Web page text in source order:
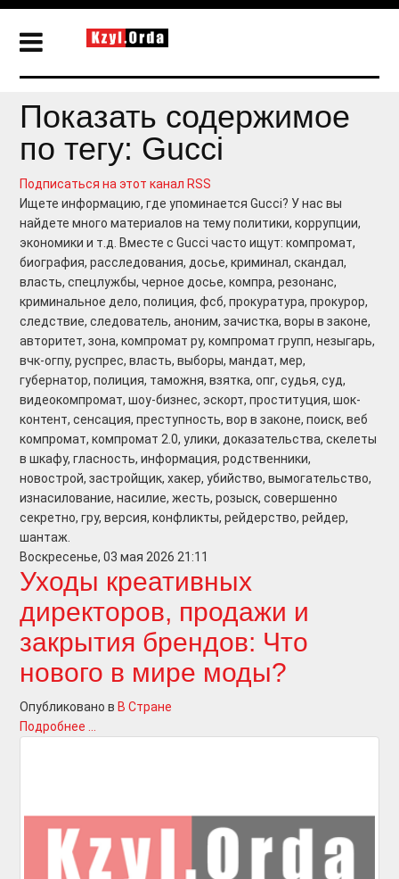
Показать содержимое
по тегу: Gucci
Подписаться на этот канал RSS
Ищете информацию, где упоминается Gucci? У нас вы
найдете много материалов на тему политики, коррупции,
экономики и т.д. Вместе с Gucci часто ищут: компромат,
биография, расследования, досье, криминал, скандал,
власть, спецлужбы, черное досье, компра, резонанс,
криминальное дело, полиция, фсб, прокуратура, прокурор,
следствие, следователь, аноним, зачистка, воры в законе,
авторитет, зона, компромат ру, компромат групп, незыгарь,
вчк-огпу, руспрес, власть, выборы, мандат, мер,
губернатор, полиция, таможня, взятка, опг, судья, суд,
видеокомпромат, шоу-бизнес, эскорт, проституция, шок-
контент, сенсация, преступность, вор в законе, поиск, веб
компромат, компромат 2.0, улики, доказательства, скелеты
в шкафу, гласность, информация, родственники,
новострой, застройщик, хакер, убийство, вымогательство,
изнасилование, насилие, жесть, розыск, совершенно
секретно, гру, версия, конфликты, рейдерство, рейдер,
шантаж.
Воскресенье, 03 мая 2026 21:11
Уходы креативных
директоров, продажи и
закрытия брендов: Что
нового в мире моды?
Опубликовано в В Стране
Подробнее ...